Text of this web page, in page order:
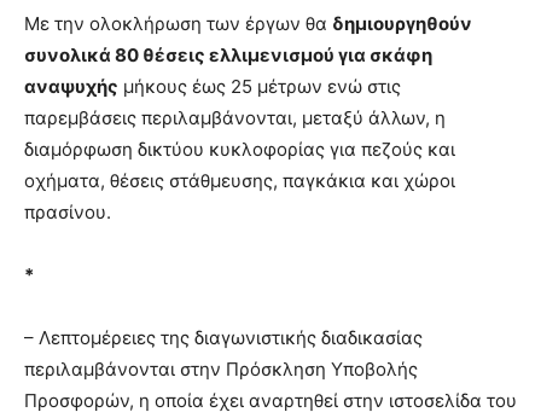
Με την ολοκλήρωση των έργων θα δημιουργηθούν
συνολικά 80 θέσεις ελλιμενισμού για σκάφη
αναψυχής μήκους έως 25 μέτρων ενώ στις
παρεμβάσεις περιλαμβάνονται, μεταξύ άλλων, η
διαμόρφωση δικτύου κυκλοφορίας για πεζούς και
οχήματα, θέσεις στάθμευσης, παγκάκια και χώροι
πρασίνου.
*
– Λεπτομέρειες της διαγωνιστικής διαδικασίας
περιλαμβάνονται στην Πρόσκληση Υποβολής
Προσφορών, η οποία έχει αναρτηθεί στην ιστοσελίδα του